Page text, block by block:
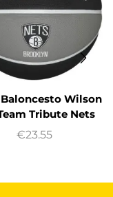
Wilson
Tribute Nets
€23.55